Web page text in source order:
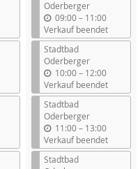
Oderberger
09:00 –b
i
s
11:00
Verkauf beendet
Stadtbad
Oderberger
10:00 –b
i
s
12:00
Verkauf beendet
Stadtbad
Oderberger
11:00 –b
i
s
13:00
Verkauf beendet
Stadtbad